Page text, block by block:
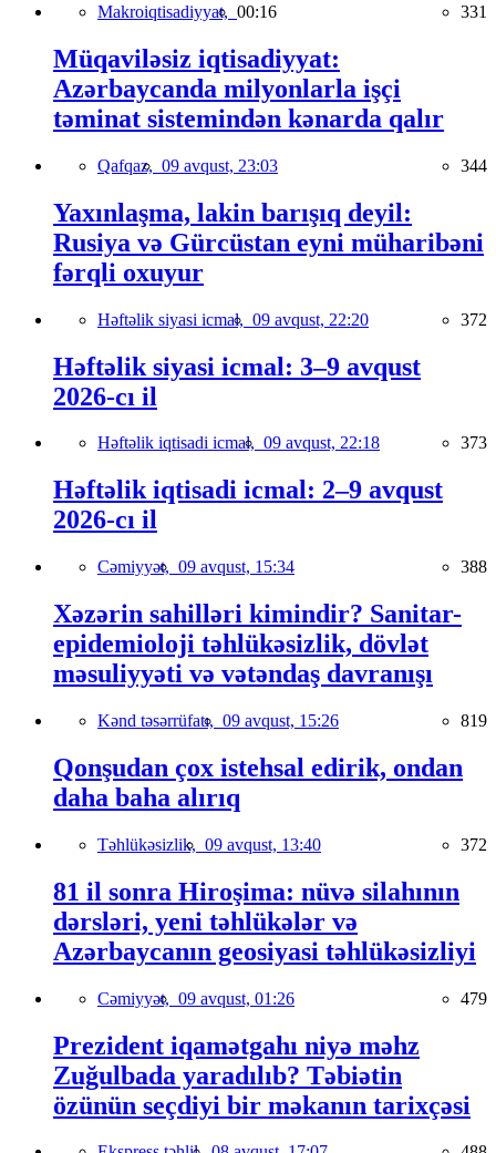
Makroiqtisadiyyat, 00:16 331
Müqaviləsiz iqtisadiyyat:
Azərbaycanda milyonlarla işçi
təminat sistemindən kənarda qalır
Qafqaz, 09 avqust, 23:03 344
Yaxınlaşma, lakin barışıq deyil:
Rusiya və Gürcüstan eyni müharibəni
fərqli oxuyur
Həftəlik siyasi icmal, 09 avqust, 22:20 372
Həftəlik siyasi icmal: 3–9 avqust
2026-cı il
Həftəlik iqtisadi icmal, 09 avqust, 22:18 373
Həftəlik iqtisadi icmal: 2–9 avqust
2026-cı il
Cəmiyyət, 09 avqust, 15:34 388
Xəzərin sahilləri kimindir? Sanitar-
epidemioloji təhlükəsizlik, dövlət
məsuliyyəti və vətəndaş davranışı
Kənd təsərrüfatı, 09 avqust, 15:26 819
Qonşudan çox istehsal edirik, ondan
daha baha alırıq
Təhlükəsizlik, 09 avqust, 13:40 372
81 il sonra Hiroşima: nüvə silahının
dərsləri, yeni təhlükələr və
Azərbaycanın geosiyasi təhlükəsizliyi
Cəmiyyət, 09 avqust, 01:26 479
Prezident iqamətgahı niyə məhz
Zuğulbada yaradılıb? Təbiətin
özünün seçdiyi bir məkanın tarixçəsi